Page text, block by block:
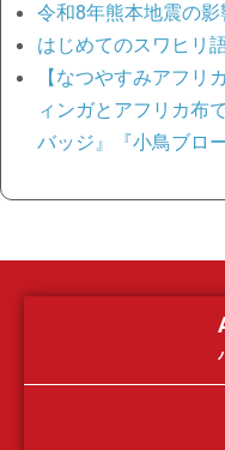
令和8年熊本地震の
はじめてのスワヒリ
【なつやすみアフリ
ィンガとアフリカ布
バッジ』『小鳥ブロ